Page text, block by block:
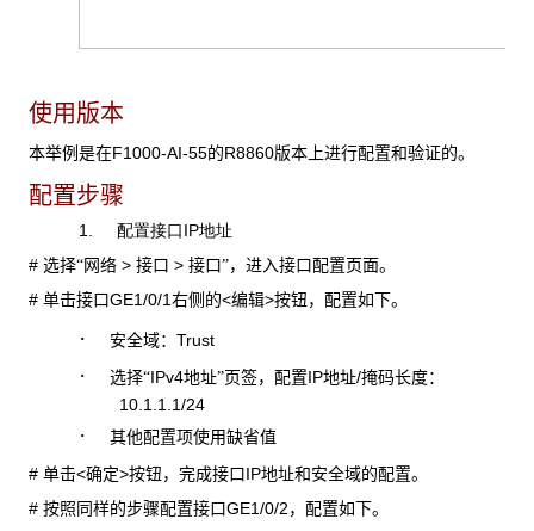
使用版本
本举例是在F1000-AI-55的R8860版本上进行配置和验证的。
配置步骤
1. 配置接口 IP地址
# 选择“网络 > 接口 > 接口”，进入接口配置页面。
# 单击接口GE1/0/1 右侧的<编辑>按钮，配置如下。
· 安全域： Trust
· 选择“IPv4地址”页签，配置IP地址/掩码长度：
10.1.1.1/24
· 其他配置项使用缺省值
# 单击<确定>按钮，完成接口 IP地址和安全域的配置。
# 按照同样的步骤配置接口GE1/0/2 ，配置如下。